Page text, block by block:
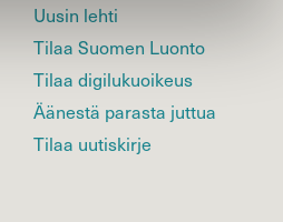
Uusin lehti
Tilaa Suomen Luonto
Tilaa digilukuoikeus
Äänestä parasta juttua
Tilaa uutiskirje